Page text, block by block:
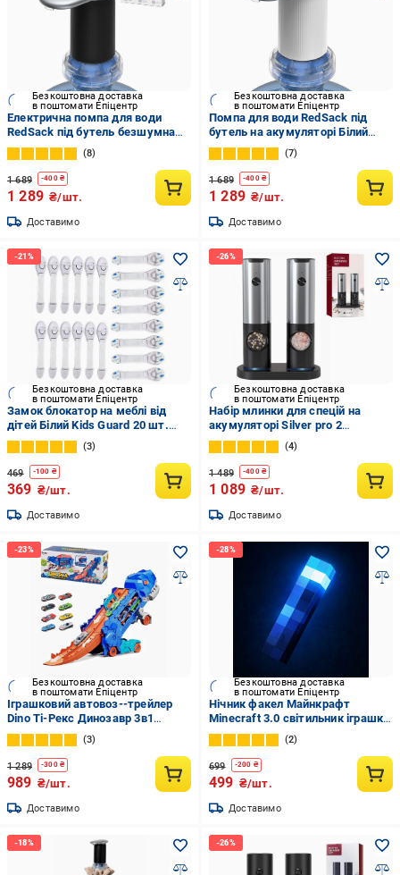
Безкоштовна доставка
в поштомати Епіцентр
Електрична помпа для води
RedSack під бутель безшумна
та надшвидка електропомпа
для бутельованої води на
акумуляторі (32473759)
8
1 689 -400₴
1 289 ₴/шт.
Доставимо
Безкоштовна доставка
в поштомати Епіцентр
Помпа для води RedSack під
бутель на акумуляторі Білий
(RedsackW)
7
1 689 -400₴
1 289 ₴/шт.
Доставимо
Безкоштовна доставка
в поштомати Епіцентр
Замок блокатор на меблі від
дітей Білий Kids Guard 20 шт.
(29332478)
3
469 -100 ₴
369 ₴/шт.
Доставимо
Безкоштовна доставка
в поштомати Епіцентр
Набір млинки для спецій на
акумуляторі Silver pro 2
(29332423)
4
1 489 -400₴
1 089 ₴/шт.
Доставимо
Безкоштовна доставка
в поштомати Епіцентр
Іграшковий автовоз--трейлер
Dino Ті-Рекс Динозавр 3в1
гараж/трек/трамплін на 8
машинок (29388803)
3
1 289 -300₴
989 ₴/шт.
Доставимо
Безкоштовна доставка
в поштомати Епіцентр
Нічник факел Майнкрафт
Minecraft 3.0 світильник іграшка
лампа LED на акумуляторі 4
кольори світіння (31887886)
2
699 -200 ₴
499 ₴/шт.
Доставимо